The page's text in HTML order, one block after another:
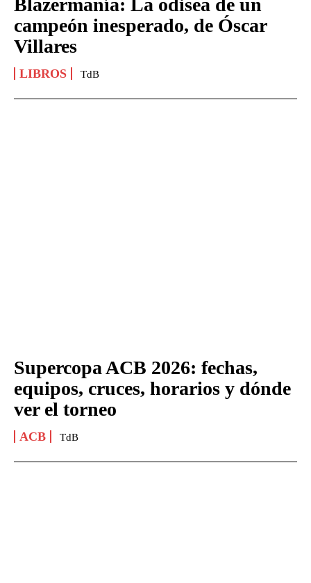
Blazermanía: La odisea de un
campeón inesperado, de Óscar
Villares
LIBROS TdB
Supercopa ACB 2026: fechas,
equipos, cruces, horarios y dónde
ver el torneo
ACB TdB